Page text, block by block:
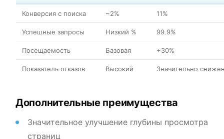
Конверсия с поиска ~2% 11%
Успешные запросы Низкий % 99.9%
Посещаемость Базовая +30%
Показатель отказов Высокий Значительно
Дополнительные преимущества
Значительное улучшение глубины просмотра
страниц